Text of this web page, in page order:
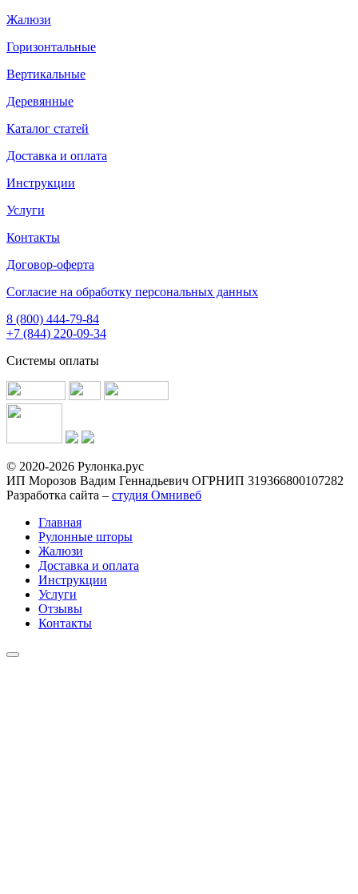
Жалюзи
Горизонтальные
Вертикальные
Деревянные
Каталог статей
Доставка и оплата
Инструкции
Услуги
Контакты
Договор-оферта
Согласие на обработку персональных данных
8 (800) 444-79-84
+7 (844) 220-09-34
Системы оплаты
© 2020-2026 Рулонка.рус
ИП Морозов Вадим Геннадьевич ОГРНИП 319366800107282
Разработка сайта – студия Омнивеб
Главная
Рулонные шторы
Жалюзи
Доставка и оплата
Инструкции
Услуги
Отзывы
Контакты